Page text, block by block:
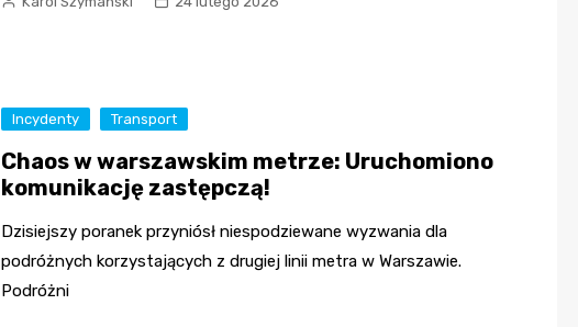
Incydenty Transport
Chaos w warszawskim metrze: Uruchomiono
komunikację zastępczą!
Dzisiejszy poranek przyniósł niespodziewane wyzwania dla
podróżnych korzystających z drugiej linii metra w Warszawie.
Podróżni